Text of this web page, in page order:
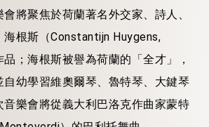
會將聚焦於荷蘭著名外交家、詩人、
根斯（Constantijn Huygens,
；海根斯被譽為荷蘭的「全才」，
幼學習維奧爾琴、魯特琴、大鍵琴
樂會將從義大利巴洛克作曲家蒙特